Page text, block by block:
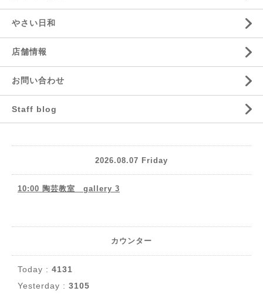
やさい日和
店舗情報
お問い合わせ
Staff blog
2026.08.07 Friday
10:00 陶芸教室 gallery 3
カウンター
Today : 4131
Yesterday : 3105